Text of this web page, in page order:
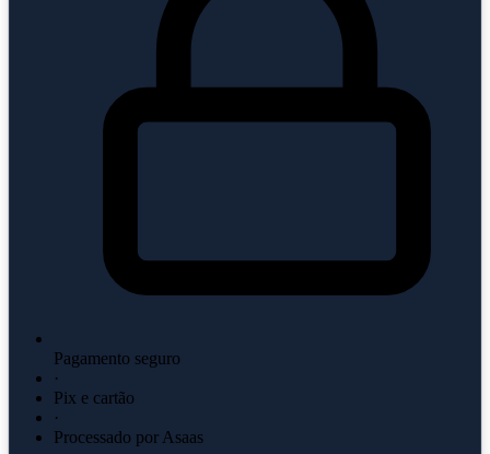
Pagamento seguro
·
Pix e cartão
·
Processado por Asaas